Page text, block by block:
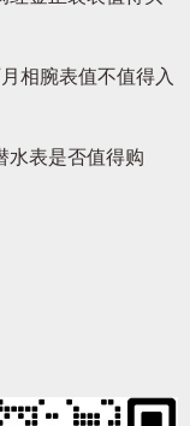
相腕表值不值得入
水表是否值得购